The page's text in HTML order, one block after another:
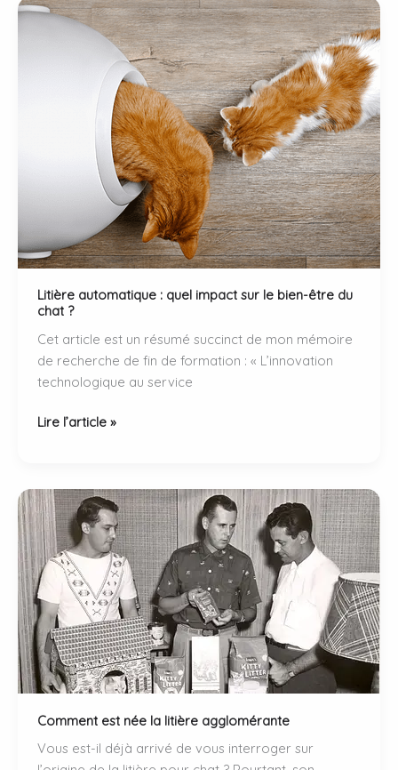
qui
Litière automatique : quel impact sur le bien-être du
chat ?
Cet article est un résumé succinct de mon mémoire
de recherche de fin de formation : « L’innovation
technologique au service
Litière
quel
impact
sur
le
bien-
être
du
chat
?
Lire l’article »
Comment est née la litière agglomérante
Vous est-il déjà arrivé de vous interroger sur